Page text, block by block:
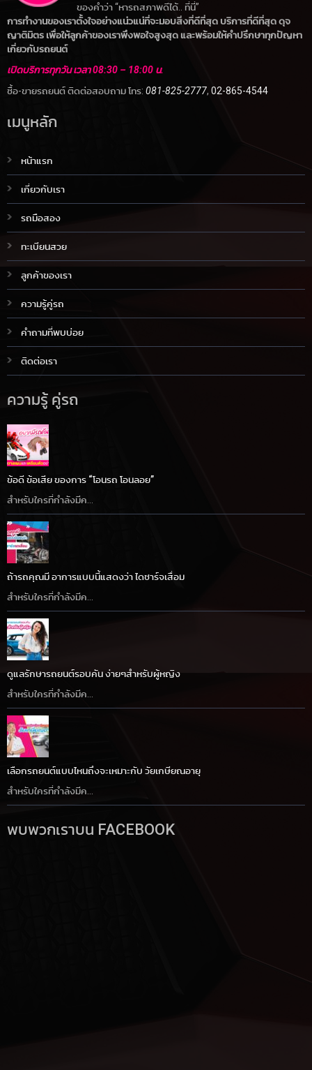
ของคำว่า “หารถสภาพดีได้.. ที่นี่”
การทำงานของเราตั้งใจอย่างแน่วแน่ที่จะมอบสิ่งที่ดีที่สุด บริการที่ดีที่สุด ดุจ
ญาติมิตร เพื่อให้ลูกค้าของเราพึงพอใจสูงสุด และพร้อมให้คำปรึกษาทุกปัญหา
เกี่ยวกับรถยนต์
เปิดบริการทุกวัน เวลา 08:30 – 18:00 น.
ซื้อ-ขายรถยนต์ ติดต่อสอบถาม โทร: 081-825-2777, 02-865-4544
เมนูหลัก
หน้าแรก
เกี่ยวกับเรา
รถมือสอง
ทะเบียนสวย
ลูกค้าของเรา
ความรู้คู่รถ
คำถามที่พบบ่อย
ติดต่อเรา
ความรู้ คู่รถ
ข้อดี ข้อเสีย ของการ “โอนรถ โอนลอย”
สำหรับใครที่กำลังมีค...
ถ้ารถคุณมี อาการแบบนี้แสดงว่า ไดชาร์จเสื่อม
สำหรับใครที่กำลังมีค...
ดูแลรักษารถยนต์รอบคัน ง่ายๆสำหรับผู้หญิง
สำหรับใครที่กำลังมีค...
เลือกรถยนต์แบบไหนถึงจะเหมาะกับ วัยเกษียณอายุ
สำหรับใครที่กำลังมีค...
พบพวกเราบน FACEBOOK